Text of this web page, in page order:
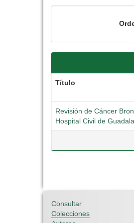
Título
Revisión de Cáncer
Hospital Civil de
Consultar
Colecciones